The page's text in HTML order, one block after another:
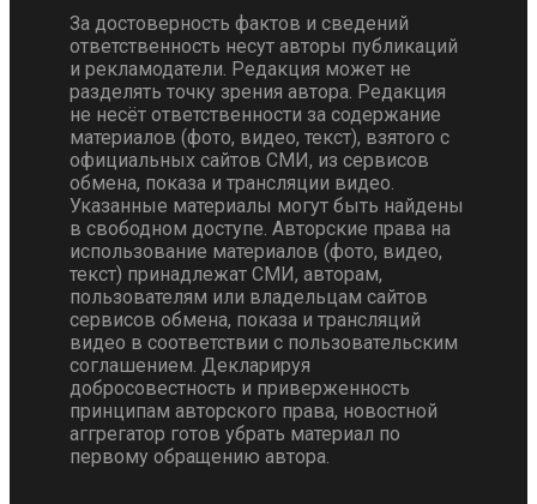
За достоверность фактов и сведений
ответственность несут авторы публикаций
и рекламодатели. Редакция может не
разделять точку зрения автора. Редакция
не несёт ответственности за содержание
материалов (фото, видео, текст), взятого с
официальных сайтов СМИ, из сервисов
обмена, показа и трансляции видео.
Указанные материалы могут быть найдены
в свободном доступе. Авторские права на
использование материалов (фото, видео,
текст) принадлежат СМИ, авторам,
пользователям или владельцам сайтов
сервисов обмена, показа и трансляций
видео в соответствии с пользовательским
соглашением. Декларируя
добросовестность и приверженность
принципам авторского права, новостной
аггрегатор готов убрать материал по
первому обращению автора.